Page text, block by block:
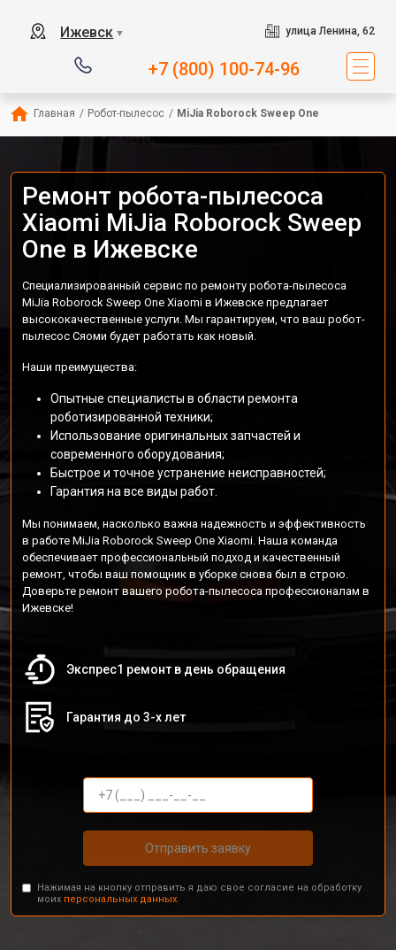
Ижевск ▼ улица Ленина, 62
+7 (800) 100-74-96
Главная / Робот-пылесос / MiJia Roborock Sweep One
Ремонт робота-пылесоса
Xiaomi MiJia Roborock Sweep
One в Ижевске
Специализированный сервис по ремонту робота-пылесоса
MiJia Roborock Sweep One Xiaomi в Ижевске предлагает
высококачественные услуги. Мы гарантируем, что ваш робот-
пылесос Сяоми будет работать как новый.
Наши преимущества:
Опытные специалисты в области ремонта
роботизированной техники;
Использование оригинальных запчастей и
современного оборудования;
Быстрое и точное устранение неисправностей;
Гарантия на все виды работ.
Мы понимаем, насколько важна надежность и эффективность
в работе MiJia Roborock Sweep One Xiaomi. Наша команда
обеспечивает профессиональный подход и качественный
ремонт, чтобы ваш помощник в уборке снова был в строю.
Доверьте ремонт вашего робота-пылесоса профессионалам в
Ижевске!
Экспрес1 ремонт в день обращения
Гарантия до 3-х лет
Отправить заявку
Нажимая на кнопку отправить я даю свое согласие на обработку
моих персональных данных.